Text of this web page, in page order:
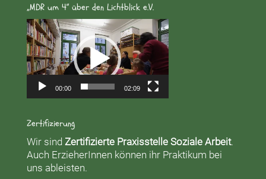
„MDR um 4“ über den Lichtblick e.V.
Video-
Player
00:00 02:09
Zertifizierung
Wir sind Zertifizierte Praxisstelle Soziale Arbeit.
Auch ErzieherInnen können ihr Praktikum bei
uns ableisten.